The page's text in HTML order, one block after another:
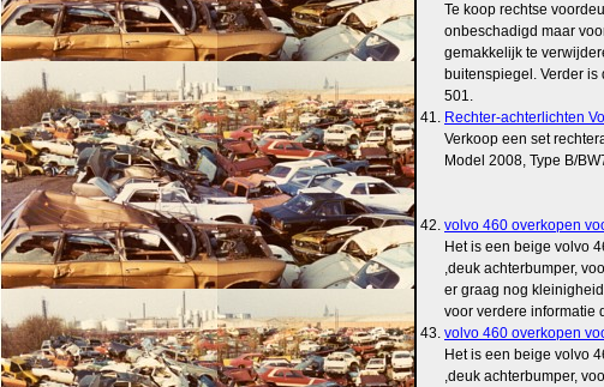
Te koop rechtse
onbeschadigd maar
gemakkelijk te
buitenspiegel. Verder is
501.
41. Rechter-achterlichten
Verkoop een set
Model 2008, Type B/
42. volvo 460 overkopen
Het is een beige volvo
,deuk achterbumper,
er graag nog
voor verdere informatie
43. volvo 460 overkopen
Het is een beige volvo
,deuk achterbumper,